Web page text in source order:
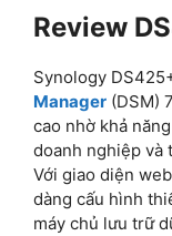
Review
Synology
Manager (DSM)
cao nhờ khả
doanh nghiệp và
Với giao diện
dàng cấu hình
máy chủ lưu trữ